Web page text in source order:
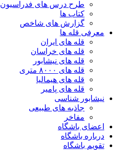
طرح درس های فدراسیون
کتاب ها
گزارش های شاخص
معرفی قله ها
قله های ایران
قله های خراسان
قله های نیشابور
قله های ۸۰۰۰ متری
قله های هیمالیا
قله های پامیر
نیشابور شناسی
جاذبه های طبیعی
مفاخر
اعضای باشگاه
درباره باشگاه
تقویم باشگاه